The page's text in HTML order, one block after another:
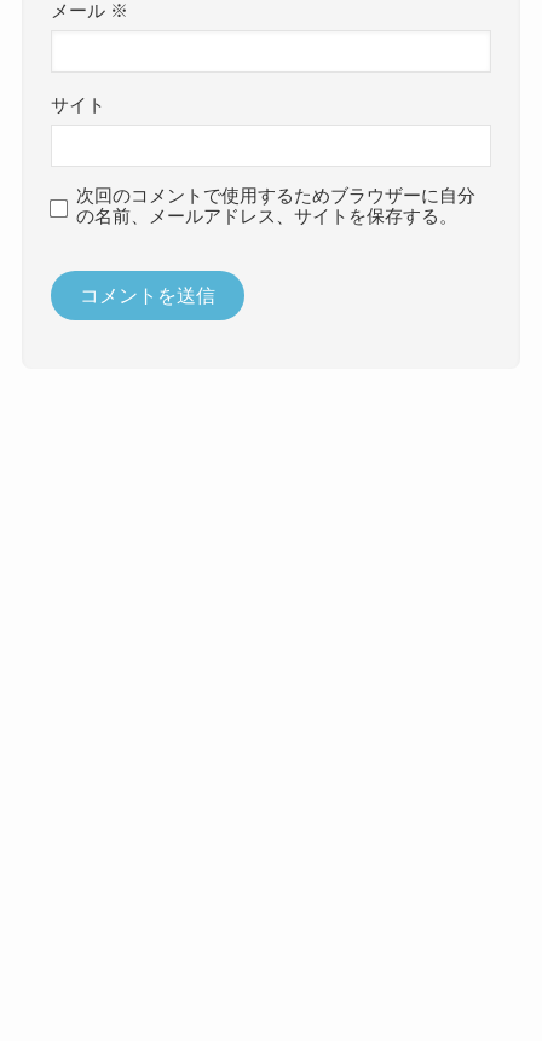
メール ※
サイト
次回のコメントで使用するためブラウザーに自分
の名前、メールアドレス、サイトを保存する。